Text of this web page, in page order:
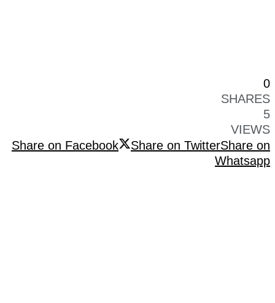
0
SHARES
5
VIEWS
Share on Facebook
Share on TwitterShare on
Whatsapp